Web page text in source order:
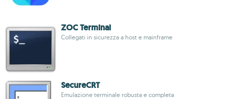
ZOC Terminal
Collegati in sicurezza a host e mainframe
SecureCRT
Emulazione terminale robusta e completa